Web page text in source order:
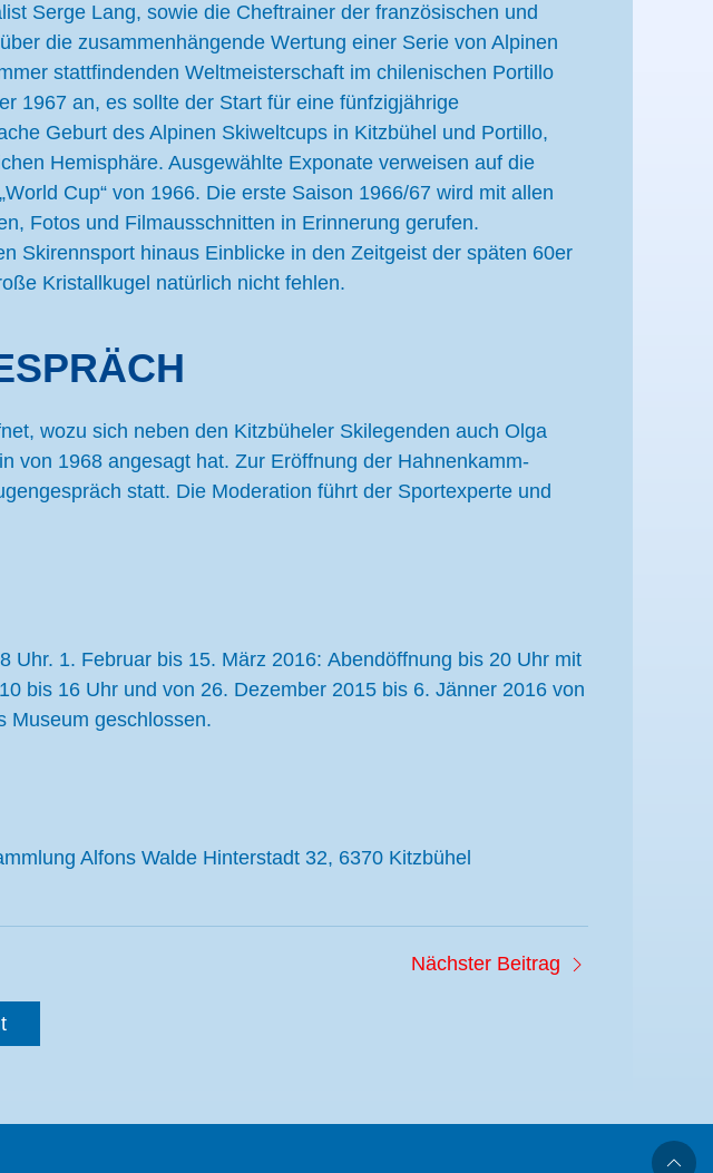
Serge Lang, sowie die Cheftrainer der französischen und
die zusammenhängende Wertung einer Serie von Alpinen
stattfindenden Weltmeisterschaft im chilenischen Portillo
1967 an, es sollte der Start für eine fünfzigjährige
Geburt des Alpinen Skiweltcups in Kitzbühel und Portillo,
Hemisphäre. Ausgewählte Exponate verweisen auf die
Cup“ von 1966. Die erste Saison 1966/67 wird mit allen
Fotos und Filmausschnitten in Erinnerung gerufen.
Skirennsport hinaus Einblicke in den Zeitgeist der späten 60er
Kristallkugel natürlich nicht fehlen.
wozu sich neben den Kitzbüheler Skilegenden auch Olga
von 1968 angesagt hat. Zur Eröffnung der Hahnenkamm-
statt. Die Moderation führt der Sportexperte und
1. Februar bis 15. März 2016: Abendöffnung bis 20 Uhr mit
bis 16 Uhr und von 26. Dezember 2015 bis 6. Jänner 2016 von
Museum geschlossen.
Alfons Walde Hinterstadt 32, 6370 Kitzbühel
Nächster Beitrag